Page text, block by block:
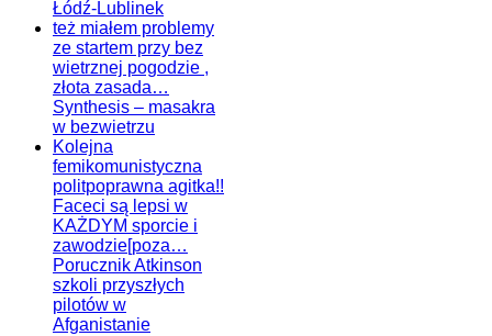
Łódź-Lublinek
też miałem problemy
ze startem przy bez
wietrznej pogodzie ,
złota zasada…
Synthesis – masakra
w bezwietrzu
Kolejna
femikomunistyczna
politpoprawna agitka!!
Faceci są lepsi w
KAŻDYM sporcie i
zawodzie[poza…
Porucznik Atkinson
szkoli przyszłych
pilotów w
Afganistanie